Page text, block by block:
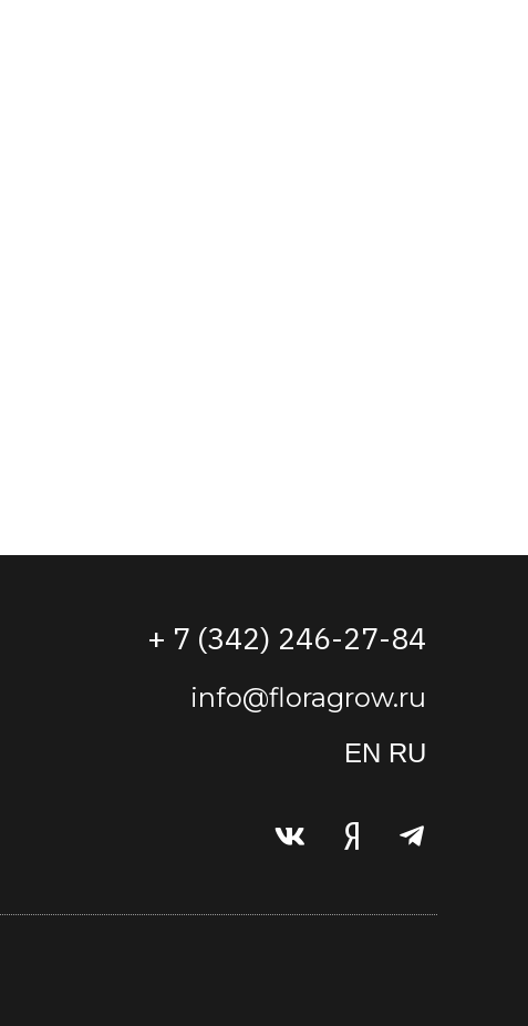
+ 7 (342) 246-27-84
info@floragrow.ru
EN RU